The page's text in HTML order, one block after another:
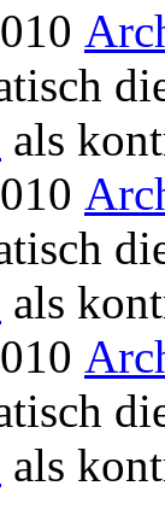
als
als
als